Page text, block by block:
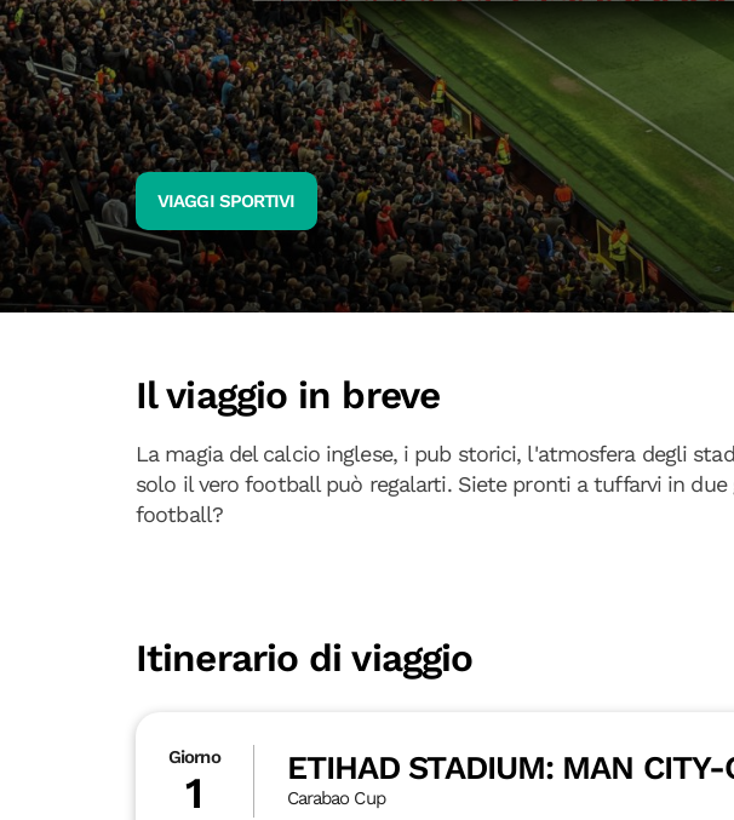
VIAGGI SPORTIVI
Il viaggio in breve
La magia del calcio inglese, i pub storici, l'atmosfera degli
solo il vero football può regalarti. Siete pronti a tuffarvi in due
football?
Itinerario di viaggio
Giorno
1 ETIHAD STADIUM: MAN CITY-
Carabao Cup